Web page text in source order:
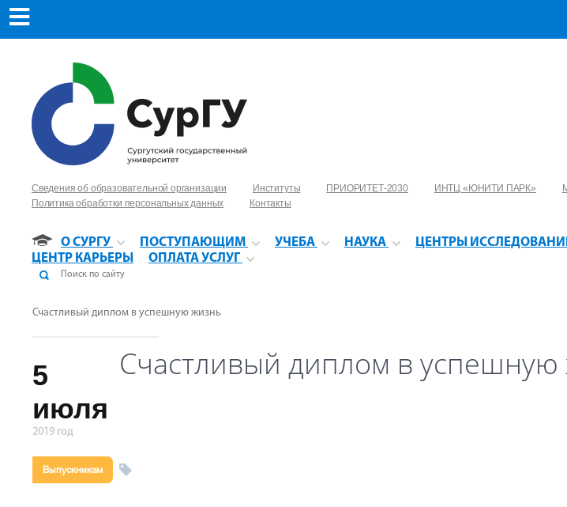
Сведения об образовательной организации Институты ПРИОРИТЕТ-2030 ИНТЦ «ЮНИТИ ПАРК»
Политика обработки персональных данных
Контакты
О СУРГУ ПОСТУПАЮЩИМ УЧЕБА НАУКА ЦЕНТРЫ
ЦЕНТР КАРЬЕРЫ
ОПЛАТА УСЛУГ
Счастливый диплом в успешную жизнь
5
июля
2019 год
Счастливый диплом в успешную
Выпускникам